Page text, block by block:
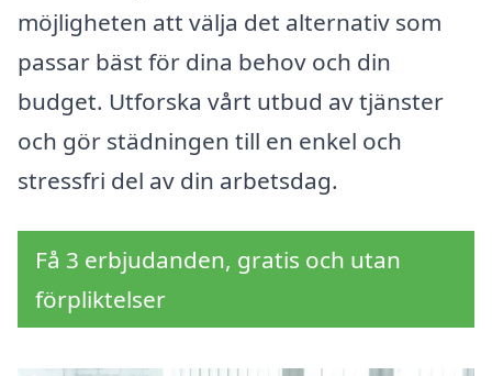
möjligheten att välja det alternativ som
passar bäst för dina behov och din
budget. Utforska vårt utbud av tjänster
och gör städningen till en enkel och
stressfri del av din arbetsdag.
Få 3 erbjudanden, gratis och utan
förpliktelser